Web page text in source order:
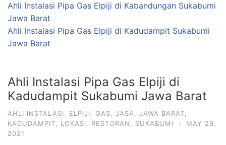
Ahli Instalasi Pipa Gas Elpiji di Kabandungan Sukabumi
Jawa Barat
Ahli Instalasi Pipa Gas Elpiji di Kadudampit Sukabumi
Jawa Barat
Ahli Instalasi Pipa Gas Elpiji di
Kadudampit Sukabumi Jawa Barat
AHLI INSTALASI ELPIJI GAS JASA JAWA BARAT
KADUDAMPIT
LOKASI RESTORAN SUKABUMI ·
MAY 29,
2021